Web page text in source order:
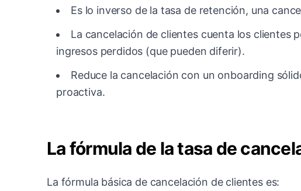
Es lo inverso de la tasa de retención, una
La cancelación de clientes cuenta los clientes
ingresos perdidos (que pueden diferir).
Reduce la cancelación con un onboarding
proactiva.
La fórmula de la tasa de
La fórmula básica de cancelación de clientes es: